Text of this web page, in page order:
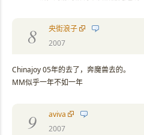
8
央街浪子
2007
Chinajoy 05年的去了，奔魔兽去的。
MM似乎一年不如一年
9
aviva
2007